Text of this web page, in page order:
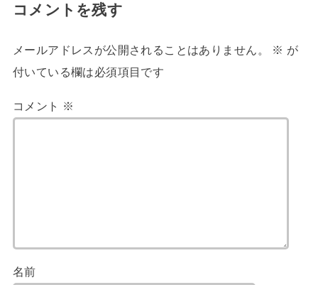
コメントを残す
メールアドレスが公開されることはありません。 ※ が
付いている欄は必須項目です
コメント ※
名前